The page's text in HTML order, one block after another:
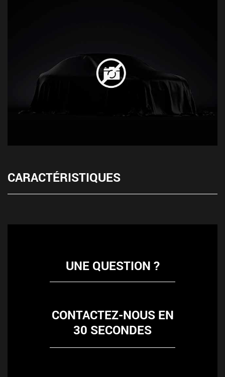
CARACTÉRISTIQUES
UNE QUESTION ?
CONTACTEZ-NOUS EN
30 SECONDES